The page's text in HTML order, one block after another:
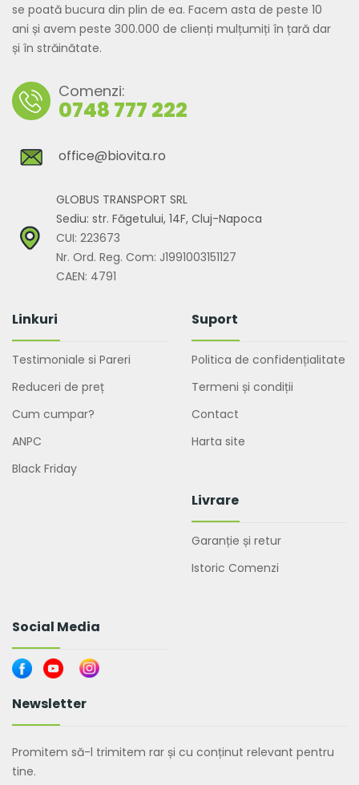
se poată bucura din plin de ea. Facem asta de peste 10
ani și avem peste 300.000 de clienți mulțumiți în țară dar
și în străinătate.
Comenzi:
0748 777 222
office@biovita.ro
GLOBUS TRANSPORT SRL
Sediu: str. Făgetului, 14F, Cluj-Napoca
CUI: 223673
Nr. Ord. Reg. Com: J1991003151127
CAEN: 4791
Linkuri
Testimoniale si Pareri
Reduceri de preț
Cum cumpar?
ANPC
Black Friday
Suport
Politica de confidențialitate
Termeni și condiții
Contact
Harta site
Livrare
Garanție și retur
Istoric Comenzi
Social Media
Newsletter
Promitem să-l trimitem rar și cu conținut relevant pentru
tine.